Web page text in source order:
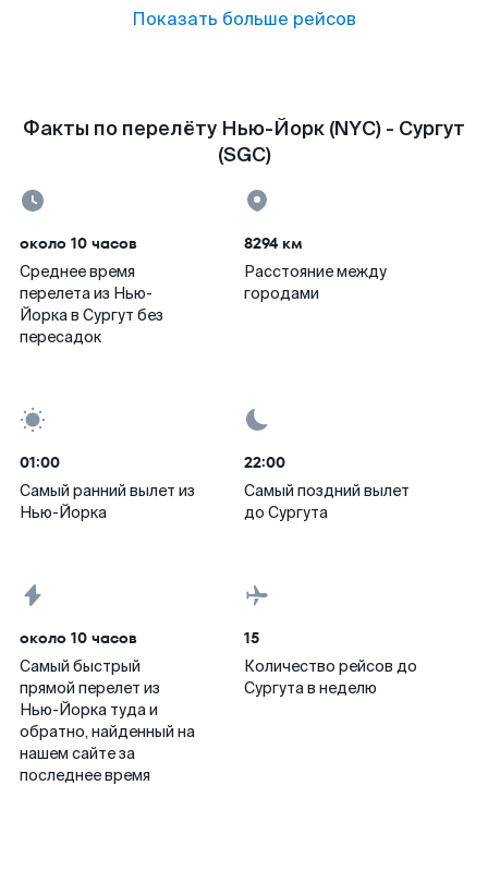
Показать больше рейсов
Факты по перелёту Нью-Йорк (NYC) - Сургут
(SGC)
около 10 часов
Среднее время
перелета из Нью-
Йорка в Сургут без
пересадок
8294 км
Расстояние между
городами
01:00
Самый ранний вылет из
Нью-Йорка
22:00
Самый поздний вылет
до Сургута
около 10 часов
Самый быстрый
прямой перелет из
Нью-Йорка туда и
обратно, найденный на
нашем сайте за
последнее время
15
Количество рейсов до
Сургута в неделю